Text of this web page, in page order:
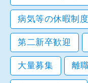
病気等の休暇制
第二新卒歓迎
大量募集 離